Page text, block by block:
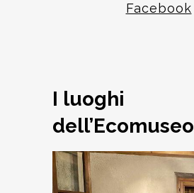
Facebook
I luoghi
dell’Ecomuseo